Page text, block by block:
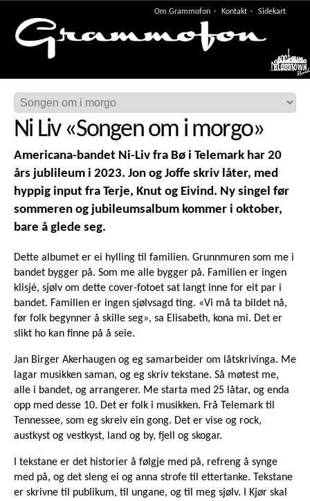
Om Grammofon Kontakt Sidekart
Meny
Ni Liv«Songen om i morgo»
Americana-bandet Ni-Liv fra Bø i Telemark har 20
års jublileum i 2023. Jon og Joffe skriv låter, med
hyppig input fra Terje, Knut og Eivind. Ny singel før
sommeren og jubileumsalbum kommer i oktober,
bare å glede seg.
Dette albumet er ei hylling til familien. Grunnmuren som me i
bandet bygger på. Som me alle bygger på. Familien er ingen
klisjé, sjølv om dette cover-fotoet sat langt inne for eit par i
bandet. Familien er ingen sjølvsagd ting. «Vi må ta bildet nå,
før folk begynner å skille seg», sa Elisabeth, kona mi. Det er
slikt ho kan finne på å seie.
Jan Birger Akerhaugen og eg samarbeider om låtskrivinga. Me
lagar musikken saman, og eg skriv tekstane. Så møtest me,
alle i bandet, og arrangerer. Me starta med 25 låtar, og enda
opp med desse 10. Det er folk i musikken. Frå Telemark til
Tennessee, som eg skreiv ein gong. Det er vise og rock,
austkyst og vestkyst, land og by, fjell og skogar.
I tekstane er det historier å følgje med på, refreng å synge
med på, og det sleng ei og anna strofe til ettertanke. Tekstane
er skrivne til publikum, til ungane, og til meg sjølv. I Kjør skal